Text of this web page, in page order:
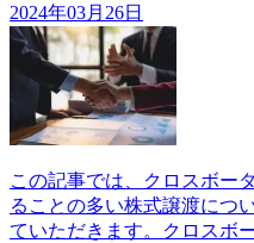
2024年03月26日
この記事では、クロスボー
ることの多い株式譲渡につ
ていただきます。クロスボ